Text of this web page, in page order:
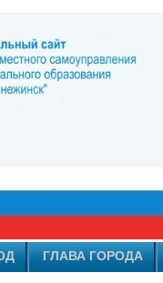
ГЛАВА ГОРОДА